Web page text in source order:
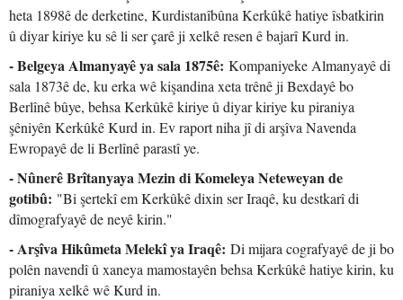
heta 1898ê de derketine, Kurdistanîbûna Kerkûkê hatiye îsbatkirin
û diyar kiriye ku sê li ser çarê ji xelkê resen ê bajarî Kurd in.
- Belgeya Almanyayê ya sala 1875ê: Kompaniyeke Almanyayê di
sala 1873ê de, ku erka wê kişandina xeta trênê ji Bexdayê bo
Berlînê bûye, behsa Kerkûkê kiriye û diyar kiriye ku piraniya
şêniyên Kerkûkê Kurd in. Ev raport niha jî di arşîva Navenda
Ewropayê de li Berlînê parastî ye.
- Nûnerê Brîtanyaya Mezin di Komeleya Neteweyan de
gotibû: "Bi şertekî em Kerkûkê dixin ser Iraqê, ku destkarî di
dîmografyayê de neyê kirin."
- Arşîva Hikûmeta Melekî ya Iraqê: Di mijara cografyayê de ji bo
polên navendî û xaneya mamostayên behsa Kerkûkê hatiye kirin, ku
piraniya xelkê wê Kurd in.